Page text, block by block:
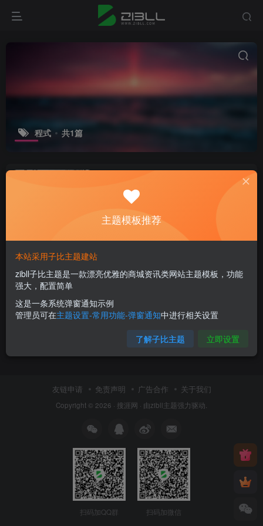
程式 共1篇
flash解决办法
网站教程
2年前
友链申请 免责声明 广告合作 关于我们
Copyright © 2026 · 搜涯网 · 由zibll主题强力驱动.
扫码加QQ群 扫码加微信
主题模板推荐
本站采用子比主题建站
zibll子比主题是一款漂亮优雅的商城资讯类网站主题模板，功能
强大，配置简单
这是一条系统弹窗通知示例
管理员可在主题设置-常用功能-弹窗通知中进行相关设置
了解子比主题 立即设置